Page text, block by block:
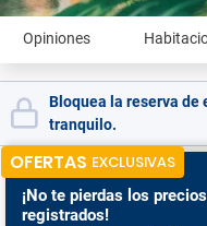
Opiniones
Bloquea la reserva de
tranquilo.
OFERTAS EXCLUSIVAS
¡No te pierdas los
registrados!